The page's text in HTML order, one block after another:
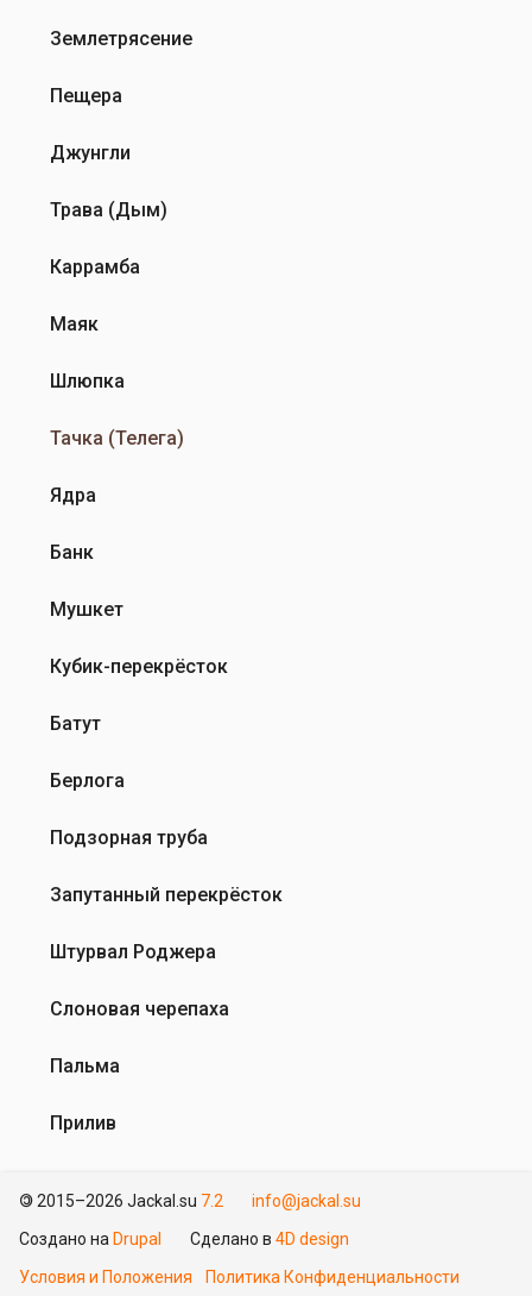
Землетрясение
Пещера
Джунгли
Трава (Дым)
Каррамба
Маяк
Шлюпка
Тачка (Телега)
Ядра
Банк
Мушкет
Кубик-перекрёсток
Батут
Берлога
Подзорная труба
Запутанный перекрёсток
Штурвал Роджера
Слоновая черепаха
Пальма
Прилив
©2015–2026 Jackal.su 7.2
info@jackal.su
Создано на Drupal Сделано в 4D design
Условия и Положения Политика Конфиденциальности